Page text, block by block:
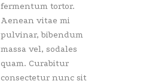
fermentum tortor.
Aenean vitae mi
pulvinar, bibendum
massa vel, sodales
quam. Curabitur
consectetur nunc sit